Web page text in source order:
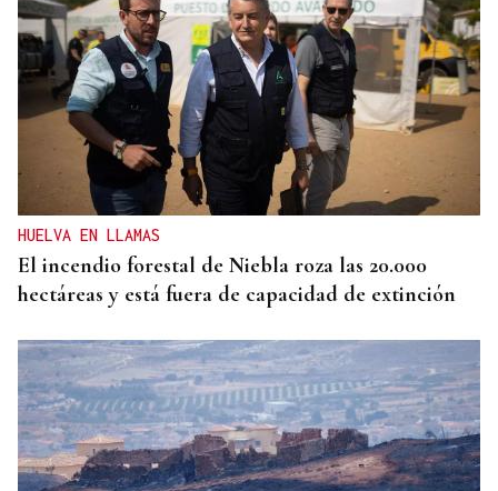
HELICOPTERO MEDICALIZADO
Un motorista en estado grave tras una colisión en
Velle
HUELVA EN LLAMAS
El incendio forestal de Niebla roza las 20.000
hectáreas y está fuera de capacidad de extinción